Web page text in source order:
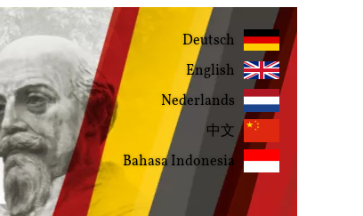
Deutsch
English
Nederlands
中文
Bahasa Indonesia